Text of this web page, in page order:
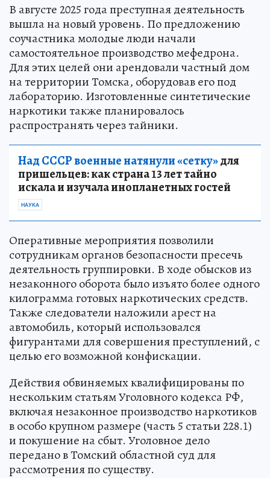
В августе 2025 года преступная деятельность
вышла на новый уровень. По предложению
соучастника молодые люди начали
самостоятельное производство мефедрона.
Для этих целей они арендовали частный дом
на территории Томска, оборудовав его под
лабораторию. Изготовленные синтетические
наркотики также планировалось
распространять через тайники.
Над СССР военные натянули «сетку»для
пришельцев: как страна 13 лет тайно
искала и изучала инопланетных гостей
НАУКА
Оперативные мероприятия позволили
сотрудникам органов безопасности пресечь
деятельность группировки. В ходе обысков из
незаконного оборота было изъято более одного
килограмма готовых наркотических средств.
Также следователи наложили арест на
автомобиль, который использовался
фигурантами для совершения преступлений, с
целью его возможной конфискации.
Действия обвиняемых квалифицированы по
нескольким статьям Уголовного кодекса РФ,
включая незаконное производство наркотиков
в особо крупном размере (часть 5 статьи 228.1)
и покушение на сбыт. Уголовное дело
передано в Томский областной суд для
рассмотрения по существу.